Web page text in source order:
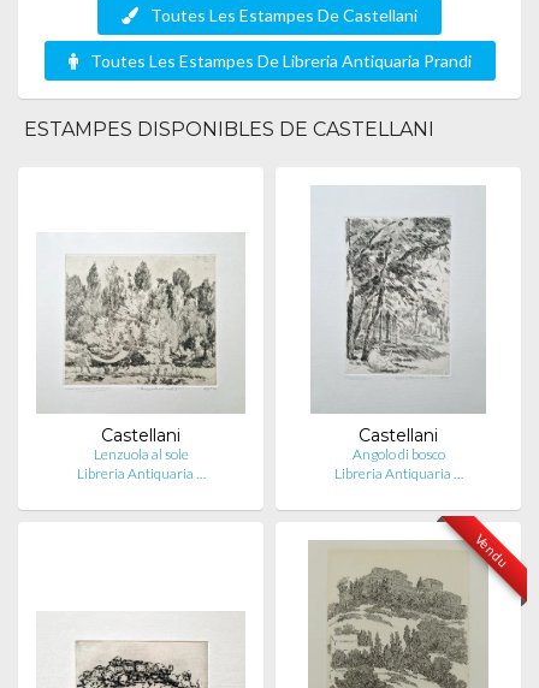
Toutes Les Estampes De Castellani
Toutes Les Estampes De Libreria Antiquaria Prandi
ESTAMPES DISPONIBLES DE CASTELLANI
Castellani
Lenzuola al sole
Libreria Antiquaria …
Castellani
Angolo di bosco
Libreria Antiquaria …
Vendu